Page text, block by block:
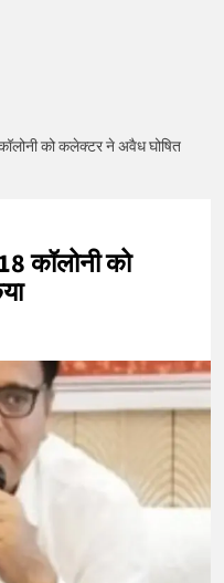
को कलेक्टर ने अवैध घोषित
कॉलोनी को